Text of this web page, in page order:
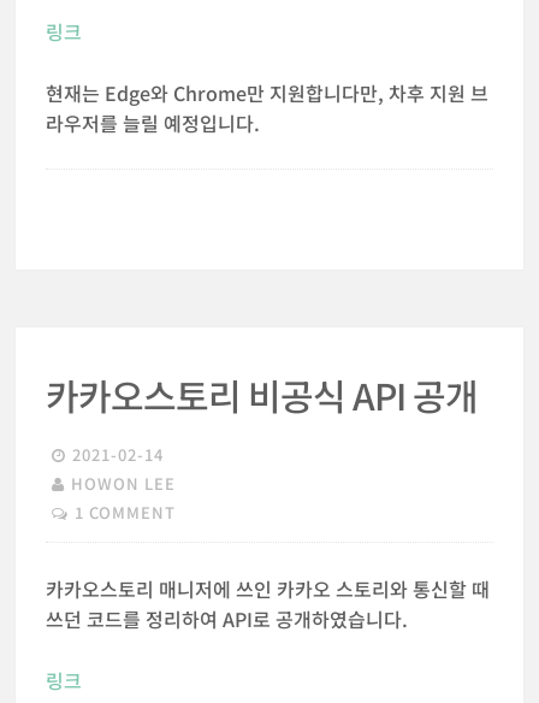
링크
현재는 Edge와 Chrome만 지원합니다만, 차후 지원 브
라우저를 늘릴 예정입니다.
카카오스토리 비공식 API 공개
2021-02-14
HOWON LEE
1 COMMENT
카카오스토리 매니저에 쓰인 카카오 스토리와 통신할 때
쓰던 코드를 정리하여 API로 공개하였습니다.
링크